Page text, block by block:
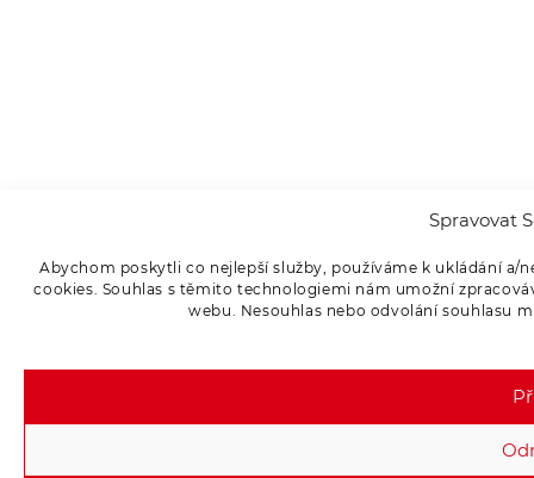
Spravovat
Abychom poskytli co nejlepší služby, používáme k ukládání
cookies. Souhlas s těmito technologiemi nám umožní
webu. Nesouhlas nebo odvolání souhlasu